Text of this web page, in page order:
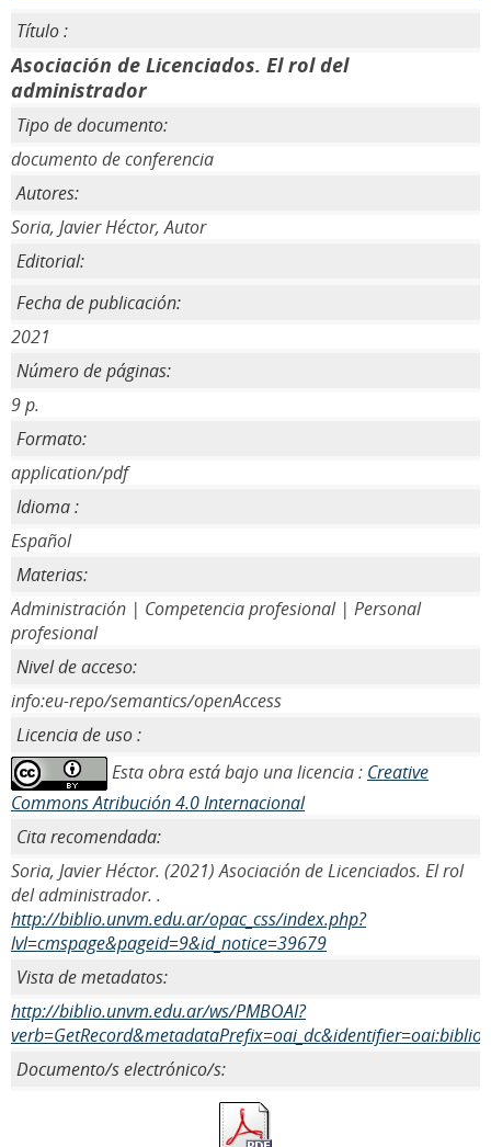
Título :
Asociación de Licenciados. El rol del
administrador
Tipo de documento:
documento de conferencia
Autores:
Soria, Javier Héctor, Autor
Editorial:
Fecha de publicación:
2021
Número de páginas:
9 p.
Formato:
application/pdf
Idioma :
Español
Materias:
Administración | Competencia profesional | Personal
profesional
Nivel de acceso:
info:eu-repo/semantics/openAccess
Licencia de uso :
Esta obra está bajo una licencia : Creative
Commons Atribución 4.0 Internacional
Cita recomendada:
Soria, Javier Héctor. (2021) Asociación de Licenciados. El rol
del administrador. .
http://biblio.unvm.edu.ar/opac_css/index.php?
lvl=cmspage&pageid=9&id_notice=39679
Vista de metadatos:
http://biblio.unvm.edu.ar/ws/PMBOAI?
Documento/s electrónico/s: